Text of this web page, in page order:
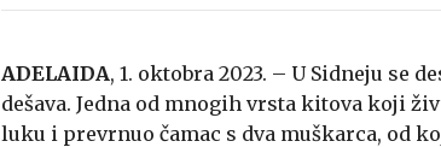
ADELAIDA, 1. oktobra 2023. – U Sidneju se
dešava. Jedna od mnogih vrsta kitova koji
luku i prevrnuo čamac s dva muškarca, od